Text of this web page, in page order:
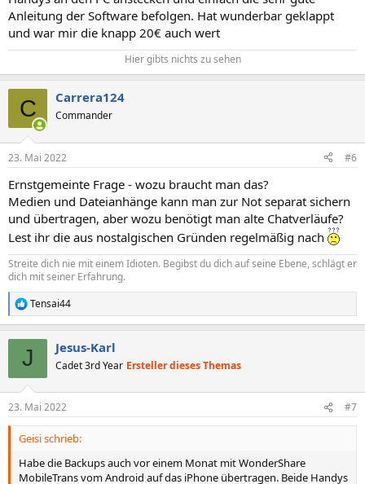
Anleitung der Software befolgen. Hat wunderbar geklappt
und war mir die knapp 20€ auch wert
Hier gibts nichts zu sehen​
C Carrera124
Commander
23. Mai 2022 #6
Ernstgemeinte Frage - wozu braucht man das?
Medien und Dateianhänge kann man zur Not separat sichern
und übertragen, aber wozu benötigt man alte Chatverläufe?
Lest ihr die aus nostalgischen Gründen regelmäßig nach
Streite dich nie mit einem Idioten. Begibst du dich auf seine Ebene, schlägt er
dich mit seiner Erfahrung.
R
e
e
n
Tensai44
J Jesus-Karl
Cadet 3rd Year Ersteller dieses Themas
23. Mai 2022 #7
Geisi schrieb:
Habe die Backups auch vor einem Monat mit WonderShare
MobileTrans vom Android auf das iPhone übertragen. Beide Handys